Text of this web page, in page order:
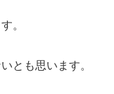
。
とも思います。